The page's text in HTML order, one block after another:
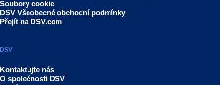
Soubory cookie
DSV Všeobecné obchodní podmínky
Přejít na DSV.com
DSV
Kontaktujte nás
O společnosti DSV